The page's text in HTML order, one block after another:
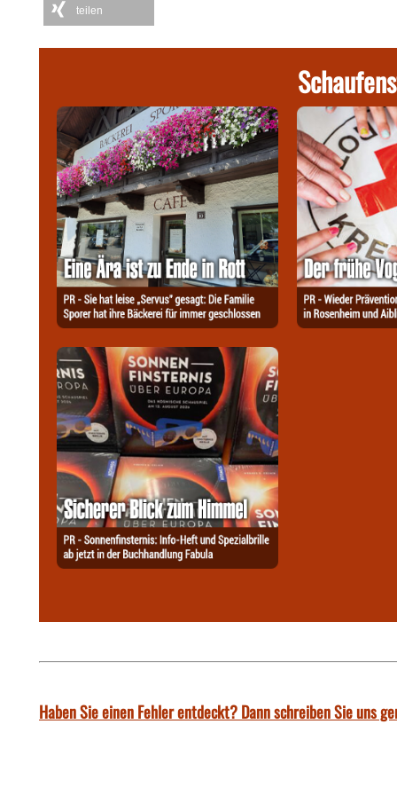
teilen
Haben Sie einen Fehler entdeckt? Dann schreiben Sie uns